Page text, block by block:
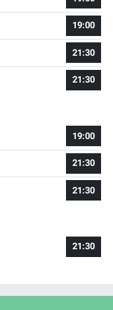
19:00
21:30
21:30
19:00
21:30
21:30
21:30